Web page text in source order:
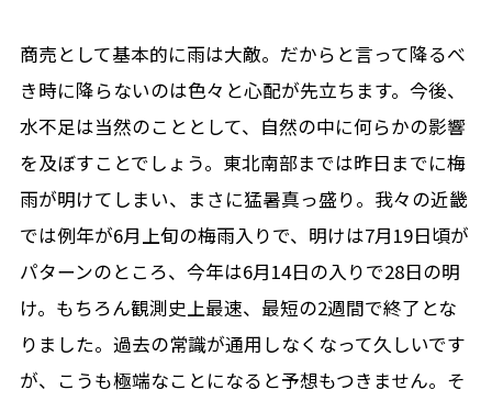
商売として基本的に雨は大敵。だからと言って降るべ
き時に降らないのは色々と心配が先立ちます。今後、
水不足は当然のこととして、自然の中に何らかの影響
を及ぼすことでしょう。東北南部までは昨日までに梅
雨が明けてしまい、まさに猛暑真っ盛り。我々の近畿
では例年が6月上旬の梅雨入りで、明けは7月19日頃が
パターンのところ、今年は6月14日の入りで28日の明
け。もちろん観測史上最速、最短の2週間で終了とな
りました。過去の常識が通用しなくなって久しいです
が、こうも極端なことになると予想もつきません。そ